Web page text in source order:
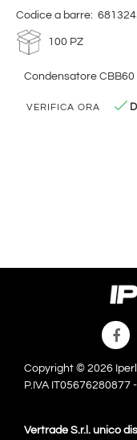
Codice a barre:
100 PZ
Condensatore CBB60
VERIFICA ORA
Copyright © 2026
P.IVA IT05676280877 -
Vertrade S.r.l. unico